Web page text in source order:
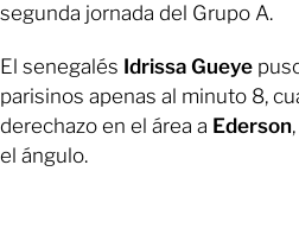
segunda jornada del Grupo A.
El senegalés Idrissa Gueye
parisinos apenas al minuto 8,
derechazo en el área a Ederson
el ángulo.